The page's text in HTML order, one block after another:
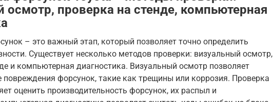
осмотр, проверка на стенде, компьютерная
– это важный этап, который позволяет точно определить
Существует несколько методов проверки: визуальный осмотр,
и компьютерная диагностика. Визуальный осмотр позволяет
форсунок, такие как трещины или коррозия. Проверка
оценить производительность форсунок, их распыл и